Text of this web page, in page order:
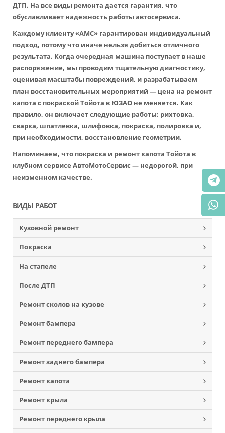
ДТП. На все виды ремонта дается гарантия, что
обуславливает надежность работы автосервиса.
Каждому клиенту «АМС» гарантирован индивидуальный
подход, потому что иначе нельзя добиться отличного
результата. Когда очередная машина поступает в наше
распоряжение, мы проводим тщательную диагностику,
оценивая масштабы повреждений, и разрабатываем
план восстановительных мероприятий — цена на ремонт
капота с покраской Тойота в ЮЗАО не меняется. Как
правило, он включает следующие работы: рихтовка,
сварка, шпатлевка, шлифовка, покраска, полировка и,
при необходимости, восстановление геометрии.
Напоминаем, что покраска и ремонт капота Тойота в
клубном сервисе АвтоМотоСервис — недорогой, при
неизменном качестве.
ВИДЫ РАБОТ
Кузовной ремонт
Покраска
На стапеле
После ДТП
Ремонт сколов на кузове
Ремонт бампера
Ремонт переднего бампера
Ремонт заднего бампера
Ремонт капота
Ремонт крыла
Ремонт переднего крыла